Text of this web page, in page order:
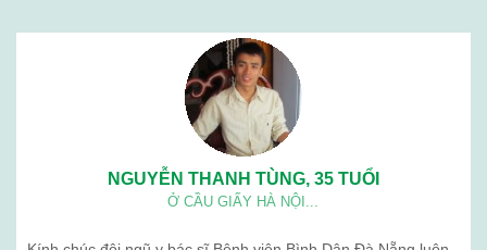
NGUYỄN THANH TÙNG, 35 TUỔI
Ở CẦU GIẤY HÀ NỘI...